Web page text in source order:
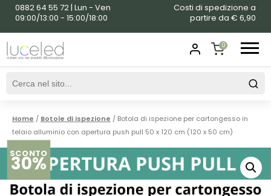
0882 64 55 72 | Lun - Ven
09:00/13:00 - 15:00/18:00
Costi di spedizione a
partire da € 6,90
0
SHOPPING
Home / Botole di ispezione / Botola di ispezione per cartongesso in
telaio alluminio con apertura push pull 50 x 120 cm (120 x 50 cm)
SCONTO
30%